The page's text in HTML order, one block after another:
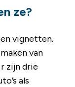
ze?
vignetten.
van
zijn drie
als